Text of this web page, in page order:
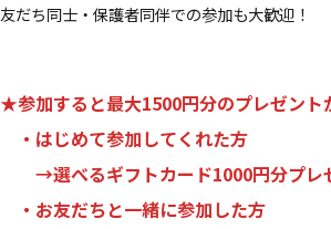
友だち同士・保護者同伴での参加も大歓迎！
★参加すると最大1500円分のプレゼン
・はじめて参加してくれた方
→選べるギフトカード1000円分プレ
・お友だちと一緒に参加した方